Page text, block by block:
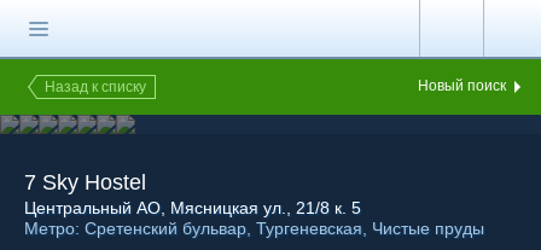
Назад к списку Новый поиск
7 Sky Hostel
Центральный АО , Мясницкая ул., 21/8 к. 5
Метро: Сретенский бульвар Тургеневская Чистые пруды
Поиск хостела
Все хостелы
Отзывы о
хостелах
Каталог хостелов